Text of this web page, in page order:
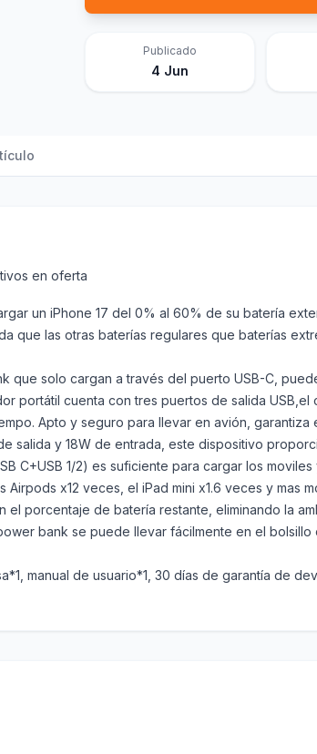
Publicado
4 Jun
en oferta
un iPhone 17 del 0% al 60% de su batería
que las otras baterías regulares que baterías
que solo cargan a través del puerto USB-C,
portátil cuenta con tres puertos de salida
Apto y seguro para llevar en avión, garantiza
salida y 18W de entrada, este dispositivo
C+USB 1/2) es suficiente para cargar los
x12 veces, el iPad mini x1.6 veces y mas
el porcentaje de batería restante, eliminando la
bank se puede llevar fácilmente en el bolsillo
manual de usuario*1, 30 días de garantía de